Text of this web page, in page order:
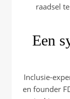
raadsel
Een
Inclusie-
en founder